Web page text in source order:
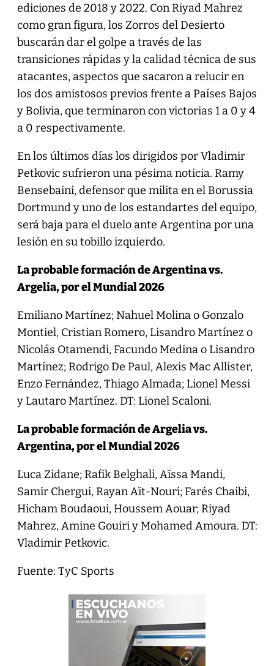
ediciones de 2018 y 2022. Con Riyad Mahrez
como gran figura, los Zorros del Desierto
buscarán dar el golpe a través de las
transiciones rápidas y la calidad técnica de sus
atacantes, aspectos que sacaron a relucir en
los dos amistosos previos frente a Países Bajos
y Bolivia, que terminaron con victorias 1 a 0 y 4
a 0 respectivamente.
En los últimos días los dirigidos por Vladimir
Petkovic sufrieron una pésima noticia. Ramy
Bensebaini, defensor que milita en el Borussia
Dortmund y uno de los estandartes del equipo,
será baja para el duelo ante Argentina por una
lesión en su tobillo izquierdo.
La probable formación de Argentina vs.
Argelia, por el Mundial 2026
Emiliano Martínez; Nahuel Molina o Gonzalo
Montiel, Cristian Romero, Lisandro Martínez o
Nicolás Otamendi, Facundo Medina o Lisandro
Martínez; Rodrigo De Paul, Alexis Mac Allister,
Enzo Fernández, Thiago Almada; Lionel Messi
y Lautaro Martínez. DT: Lionel Scaloni.
La probable formación de Argelia vs.
Argentina, por el Mundial 2026
Luca Zidane; Rafik Belghali, Aïssa Mandi,
Samir Chergui, Rayan Aït-Nouri; Farés Chaibi,
Hicham Boudaoui, Houssem Aouar; Riyad
Mahrez, Amine Gouiri y Mohamed Amoura. DT:
Vladimir Petkovic.
Fuente: TyC Sports